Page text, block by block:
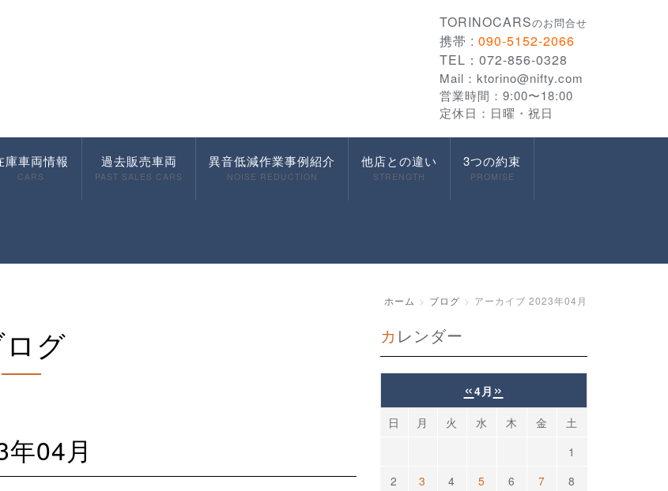
TORINOCARSのお問合せ
携帯 : 090-5152-2066
TEL：072-856-0328
Mail： ktorino@nifty.com
営業時間：9:00〜18:00
定休日：日曜・祝日
庫車両情報
CARS
過去販売車両
PAST SALES CARS
異音低減作業事例紹介
NOISE REDUCTION
他店との違い
STRENGTH
3つの約束
PROMISE
ホーム ブログ アーカイブ 2023年04月
グ
年04月
カレンダー
«4月 »
日 月 火 水 木 金
土
1
2
3 4 5 6 7
8